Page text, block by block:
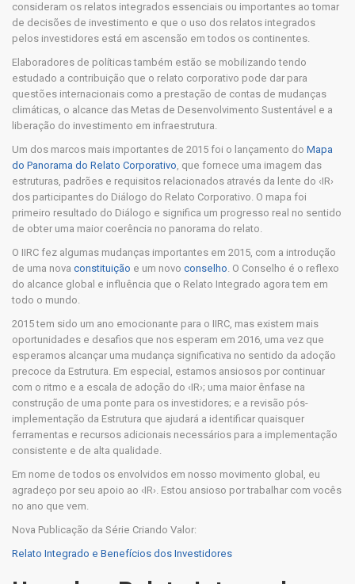
consideram os relatos integrados essenciais ou importantes ao tomar
de decisões de investimento e que o uso dos relatos integrados
pelos investidores está em ascensão em todos os continentes.
Elaboradores de políticas também estão se mobilizando tendo
estudado a contribuição que o relato corporativo pode dar para
questões internacionais como a prestação de contas de mudanças
climáticas, o alcance das Metas de Desenvolvimento Sustentável e a
liberação do investimento em infraestrutura.
Um dos marcos mais importantes de 2015 foi o lançamento do Mapa
do Panorama do Relato Corporativo, que fornece uma imagem das
estruturas, padrões e requisitos relacionados através da lente do ‹IR›
dos participantes do Diálogo do Relato Corporativo. O mapa foi
primeiro resultado do Diálogo e significa um progresso real no sentido
de obter uma maior coerência no panorama do relato.
O IIRC fez algumas mudanças importantes em 2015, com a introdução
de uma nova constituição e um novo conselho. O Conselho é o reflexo
do alcance global e influência que o Relato Integrado agora tem em
todo o mundo.
2015 tem sido um ano emocionante para o IIRC, mas existem mais
oportunidades e desafios que nos esperam em 2016, uma vez que
esperamos alcançar uma mudança significativa no sentido da adoção
precoce da Estrutura. Em especial, estamos ansiosos por continuar
com o ritmo e a escala de adoção do ‹IR›; uma maior ênfase na
construção de uma ponte para os investidores; e a revisão pós-
implementação da Estrutura que ajudará a identificar quaisquer
ferramentas e recursos adicionais necessários para a implementação
consistente e de alta qualidade.
Em nome de todos os envolvidos em nosso movimento global, eu
agradeço por seu apoio ao ‹IR›. Estou ansioso por trabalhar com vocês
no ano que vem.
Nova Publicação da Série Criando Valor:
Relato Integrado e Benefícios dos Investidores